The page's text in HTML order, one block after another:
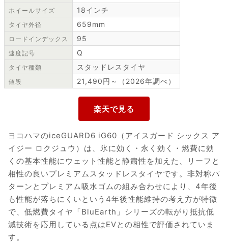
ホイールサイズ 18インチ
タイヤ外径 659mm
ロードインデックス 95
速度記号 Q
タイヤ種類 スタッドレスタイヤ
値段 21,490円～（2026年調べ）
ヨコハマのiceGUARD6 iG60（アイスガード シックス ア
イジー ロクジュウ）は、氷に効く・永く効く・燃費に効
くの基本性能にウェット性能と静粛性を加えた、リーフと
相性の良いプレミアムスタッドレスタイヤです。非対称パ
ターンとプレミアム吸水ゴムの組み合わせにより、4年後
も性能が落ちにくいという4年後性能維持の考え方が特徴
で、低燃費タイヤ「BluEarth」シリーズの転がり抵抗低
減技術を応用している点はEVとの相性で評価されていま
す。